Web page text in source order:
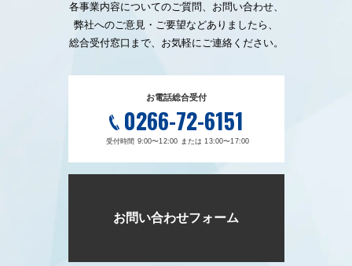
各事業内容についてのご質問、お問い合わせ、
弊社へのご意見・ご要望などありましたら、
総合受付窓口まで、お気軽にご連絡ください。
お電話総合受付
0266-72-6151
受付時間 9:00〜12:00 または 13:00〜17:00
お問い合わせフォーム